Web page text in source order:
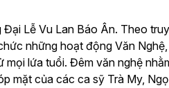
Lễ Vu Lan Báo Ân. Theo
những hoạt động Văn
lứa tuổi. Đêm văn nghệ
mặt của các ca sỹ Trà My,